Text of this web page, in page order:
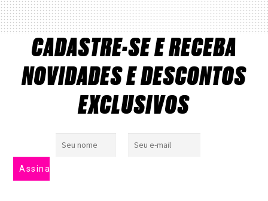
CADASTRE-SE E RECEBA
NOVIDADES E DESCONTOS
EXCLUSIVOS